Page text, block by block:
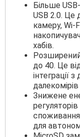
Більше
USB 2.0. Це
камеру, Wi-
хабів.
Розширений
до 40. Це
інтеграції
Знижене
споживання
для